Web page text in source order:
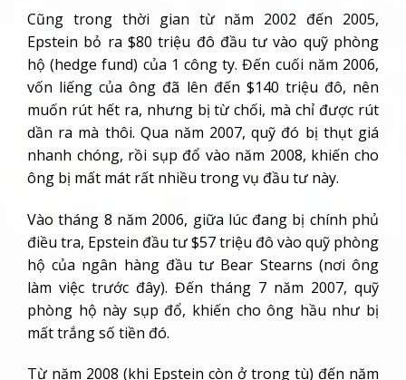
Cũng trong thời gian từ năm 2002 đến 2005,
Epstein bỏ ra $80 triệu đô đầu tư vào quỹ phòng
hộ (hedge fund) của 1 công ty. Đến cuối năm 2006,
vốn liếng của ông đã lên đến $140 triệu đô, nên
muốn rút hết ra, nhưng bị từ chối, mà chỉ được rút
dần ra mà thôi. Qua năm 2007, quỹ đó bị thụt giá
nhanh chóng, rồi sụp đổ vào năm 2008, khiến cho
ông bị mất mát rất nhiều trong vụ đầu tư này.
Vào tháng 8 năm 2006, giữa lúc đang bị chính phủ
điều tra, Epstein đầu tư $57 triệu đô vào quỹ phòng
hộ của ngân hàng đầu tư Bear Stearns (nơi ông
làm việc trước đây). Đến tháng 7 năm 2007, quỹ
phòng hộ này sụp đổ, khiến cho ông hầu như bị
mất trắng số tiền đó.
Từ năm 2008 (khi Epstein còn ở trong tù) đến năm